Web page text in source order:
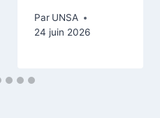
Par UNSA
24 juin 2026